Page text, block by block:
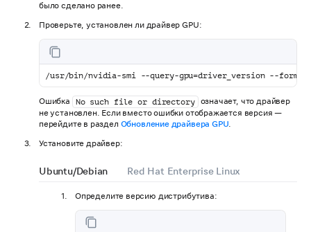
было сделано ранее.
Проверьте, установлен ли драйвер GPU:
/usr/bin/nvidia-smi --query-gpu=driver_version --
Ошибка No such file or directory означает, что драйвер
не установлен. Если вместо ошибки отображается версия —
перейдите в раздел Обновление драйвера GPU.
Установите драйвер:
Ubuntu/Debian Red Hat Enterprise Linux
Определите версию дистрибутива: